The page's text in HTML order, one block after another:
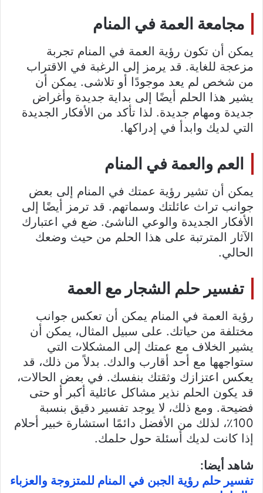
مجامعة العمة في المنام
يمكن أن تكون رؤية العمة في المنام تجربة
مزعجة للغاية. قد يرمز إلى الرغبة في الاقتراب
من شخص لم يعد موجودًا أو تلاشى. يمكن أن
يشير هذا الحلم أيضًا إلى بداية جديدة وأغراض
جديدة ومهام جديدة. لذا تأكد من الأفكار الجديدة
التي لديك وابدأ في إدراكها.
العم والعمة في المنام
يمكن أن تشير رؤية عمتك في المنام إلى بعض
جوانب تراث عائلتك وسماتهم. قد ترمز أيضًا إلى
الأفكار الجديدة والوعي الناشئ. ضع في اعتبارك
الآثار المترتبة على هذا الحلم من حيث وضعك
الحالي.
تفسير حلم الشجار مع العمة
رؤية العمة في المنام يمكن أن تعكس جوانب
مختلفة من حياتك. على سبيل المثال، يمكن أن
يشير الخلاف مع عمتك إلى المشكلات التي
ستواجهها مع أحد أقارب والدك. بدلاً من ذلك، قد
يعكس اعتزازك وثقتك بنفسك. في بعض الحالات،
قد يكون الحلم نذير مشاكل عائلية أكبر أو حتى
فضيحة. ومع ذلك، لا يوجد تفسير دقيق بنسبة
100٪، لذلك من الأفضل دائمًا استشارة خبير أحلام
إذا كانت لديك أسئلة حول حلمك.
شاهد أيضا:
تفسير حلم رؤية الجبن في المنام للمتزوجة والعزباء